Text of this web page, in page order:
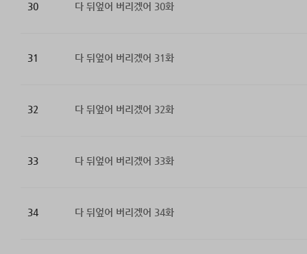
30 다 뒤엎어 버리겠어 30화
31 다 뒤엎어 버리겠어 31화
32 다 뒤엎어 버리겠어 32화
33 다 뒤엎어 버리겠어 33화
34 다 뒤엎어 버리겠어 34화